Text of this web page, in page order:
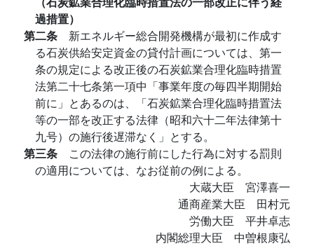
過措置）
第二条 新エネルギー総合開発機構が最初に作成す
る石炭供給安定資金の貸付計画については、第一
条の規定による改正後の石炭鉱業合理化臨時措置
法第二十七条第一項中「事業年度の毎四半期開始
前に」とあるのは、「石炭鉱業合理化臨時措置法
等の一部を改正する法律（昭和六十二年法律第十
九号）の施行後遅滞なく」とする。
第三条 この法律の施行前にした行為に対する罰則
の適用については、なお従前の例による。
大蔵大臣 宮澤喜一
通商産業大臣 田村元
労働大臣 平井卓志
内閣総理大臣 中曽根康弘